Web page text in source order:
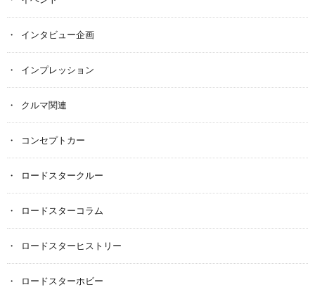
インタビュー企画
インプレッション
クルマ関連
コンセプトカー
ロードスタークルー
ロードスターコラム
ロードスターヒストリー
ロードスターホビー